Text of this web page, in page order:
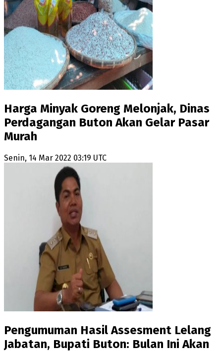
Harga Minyak Goreng Melonjak, Dinas
Perdagangan Buton Akan Gelar Pasar
Murah
Senin, 14 Mar 2022 03:19 UTC
Pengumuman Hasil Assesment Lelang
Jabatan, Bupati Buton: Bulan Ini Akan